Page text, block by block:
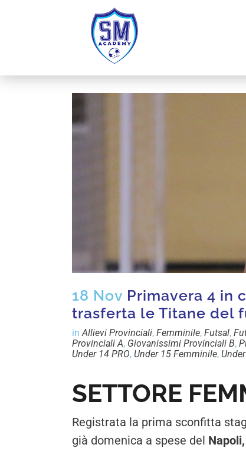
18 Nov Primavera 4 in
trasferta le Titane del
inAllievi Provinciali, Femminile, Futsal,
Provinciali A, Giovanissimi Provinciali B,
Under 14 PRO, Under 15 Femminile,
SETTORE
Registrata la prima sconfitta
già domenica a spese del